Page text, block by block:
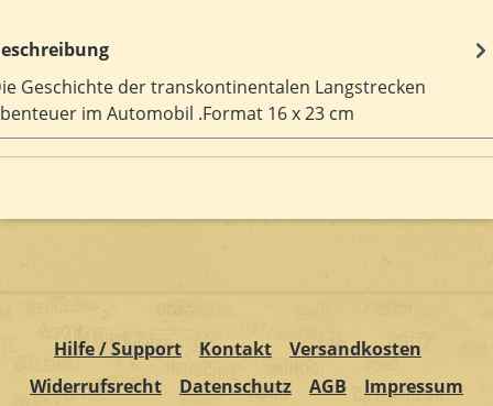
Geschichte der transkontinentalen Langstrecken
im Automobil .Format 16 x 23 cm
Hilfe / Support Kontakt
Versandkosten
Widerrufsrecht
Datenschutz AGB Impressum